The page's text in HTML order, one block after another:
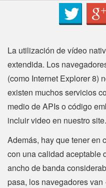
La utilización de vídeo
extendida. Los
(como Internet Explorer 8)
existen muchos servicios
medio de APIs o código
incluir video en nuestro site.
Además, hay que tener en
con una calidad aceptable
ancho de banda
pasa, los navegadores